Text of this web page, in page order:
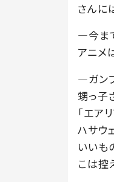
さんに
―今ま
アニメ
―ガン
甥っ子
「エア
ハサウ
いいも
こは控